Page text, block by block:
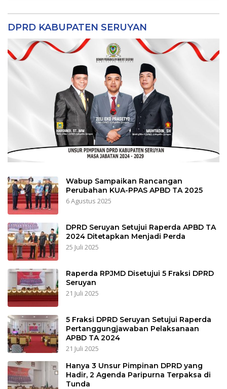
DPRD KABUPATEN SERUYAN
Wabup Sampaikan Rancangan
Perubahan KUA-PPAS APBD TA 2025
6 Agustus 2025
DPRD Seruyan Setujui Raperda APBD TA
2024 Ditetapkan Menjadi Perda
25 Juli 2025
Raperda RPJMD Disetujui 5 Fraksi DPRD
Seruyan
21 Juli 2025
5 Fraksi DPRD Seruyan Setujui Raperda
Pertanggungjawaban Pelaksanaan
APBD TA 2024
21 Juli 2025
Hanya 3 Unsur Pimpinan DPRD yang
Hadir, 2 Agenda Paripurna Terpaksa di
Tunda